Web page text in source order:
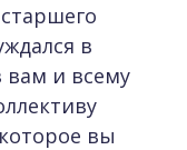
в
и всему
вы